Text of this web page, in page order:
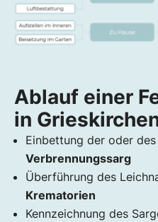
Ablauf einer
in
Einbettung der oder
Verbrennungssarg
Überführung des
Krematorien
Kennzeichnung des